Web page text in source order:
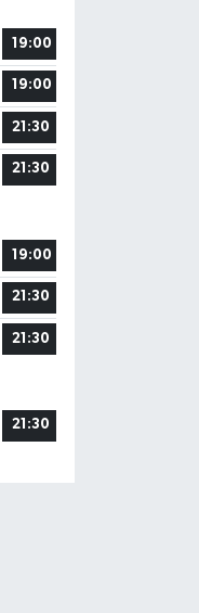
19:00
19:00
21:30
21:30
19:00
21:30
21:30
21:30